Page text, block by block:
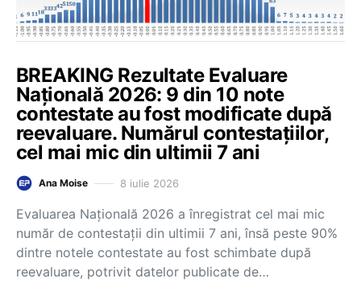
BREAKING Rezultate Evaluare
Națională 2026: 9 din 10 note
contestate au fost modificate după
reevaluare. Numărul contestațiilor,
cel mai mic din ultimii 7 ani
Ana Moise 8 iulie 2026
Evaluarea Națională 2026 a înregistrat cel mai mic
număr de contestații din ultimii 7 ani, însă peste 90%
dintre notele contestate au fost schimbate după
reevaluare, potrivit datelor publicate de…